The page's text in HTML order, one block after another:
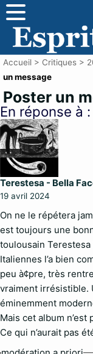
Accueil > Critiques >
un message
Poster un
En réponse à :
Terestesa - Bella
19 avril 2024
On ne le répétera
est toujours une
toulousain
Italiennes l’a bien
peu à¢pre, très
vraiment irrésistible.
éminemment
Mais cet album
Ce qui n’aurait pas